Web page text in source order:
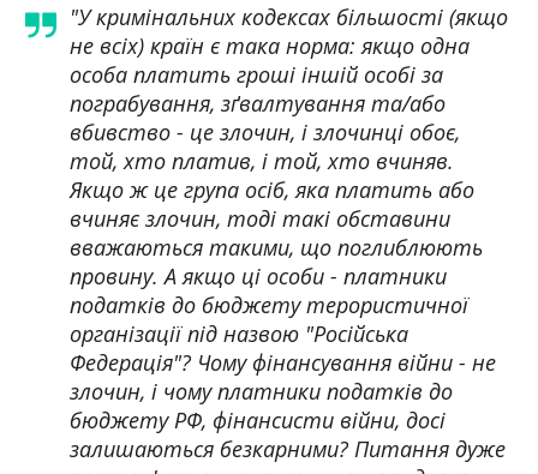
"У кримінальних кодексах більшості (якщо
не всіх) країн є така норма: якщо одна
особа платить гроші іншій особі за
пограбування, зґвалтування та/або
вбивство - це злочин, і злочинці обоє,
той, хто платив, і той, хто вчиняв.
Якщо ж це група осіб, яка платить або
вчиняє злочин, тоді такі обставини
вважаються такими, що поглиблюють
провину. А якщо ці особи - платники
податків до бюджету терористичної
організації під назвою "Російська
Федерація"? Чому фінансування війни - не
злочин, і чому платники податків до
бюджету РФ, фінансисти війни, досі
залишаються безкарними? Питання дуже